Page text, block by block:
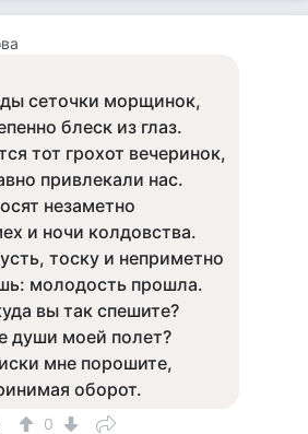
сеточки морщинок,
блеск из глаз.
тот грохот вечеринок,
привлекали нас.
незаметно
и ночи колдовства.
тоску и неприметно
молодость прошла.
вы так спешите?
души моей полет?
мне порошите,
оборот.
0